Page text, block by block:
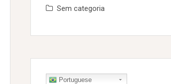
Sem categoria
Portuguese